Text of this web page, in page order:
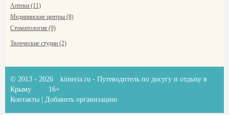
Аптеки (11)
Медицинские центры (8)
Стоматология (9)
Творческие студии (2)
© 2013 - 2026 kimeria.ru - Путеводитель по досугу и отдыху в
Крыму
16+
Контакты
Добавить организацию